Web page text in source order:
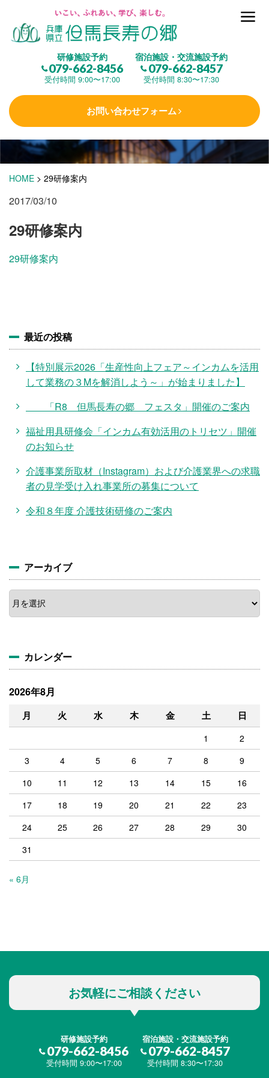
研修施設予約
079-662-8456
受付時間 9:00〜17:00
宿泊施設・交流施設予約
079-662-8457
受付時間 8:30〜17:30
お問い合わせフォーム
但馬長寿の郷とは
(研修施設)
楽しむ
学 ぶ(健康福祉)
泊まる(宿泊)
HOME > 29研修案内
2017/03/10
29研修案内
29研修案内
最近の投稿
【特別展示2026「生産性向上フェア～インカムを活用
して業務の３Mを解消しよう～」が始まりました】
「R8 但馬長寿の郷 フェスタ」開催のご案内
福祉用具研修会「インカム有効活用のトリセツ」開催
のお知らせ
介護事業所取材（Instagram）および介護業界への求職
者の見学受け入れ事業所の募集について
令和８年度 介護技術研修のご案内
アーカイブ
ア
ー
カ
カレンダー
2026年8月
月 火 水 木 金 土 日
1
2
3
4 5 6 7 8
9
10
11 12 13 14 15
16
17
18 19 20 21 22
23
24
25 26 27 28 29
30
31
« 6月
お気軽にご相談ください
研修施設予約
079-662-8456
受付時間 9:00〜17:00
宿泊施設・交流施設予約
079-662-8457
受付時間 8:30〜17:30